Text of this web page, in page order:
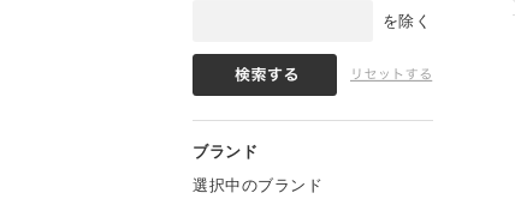
を除く
選択中のブランド